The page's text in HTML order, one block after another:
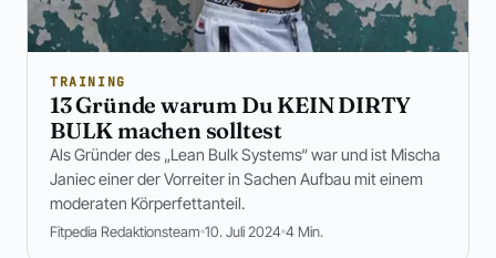
TRAINING
13 Gründe warum Du KEIN DIRTY
BULK machen solltest
Als Gründer des „Lean Bulk Systems“ war und ist Mischa
Janiec einer der Vorreiter in Sachen Aufbau mit einem
moderaten Körperfettanteil.
Fitpedia Redaktionsteam 10. Juli 2024 4 Min.